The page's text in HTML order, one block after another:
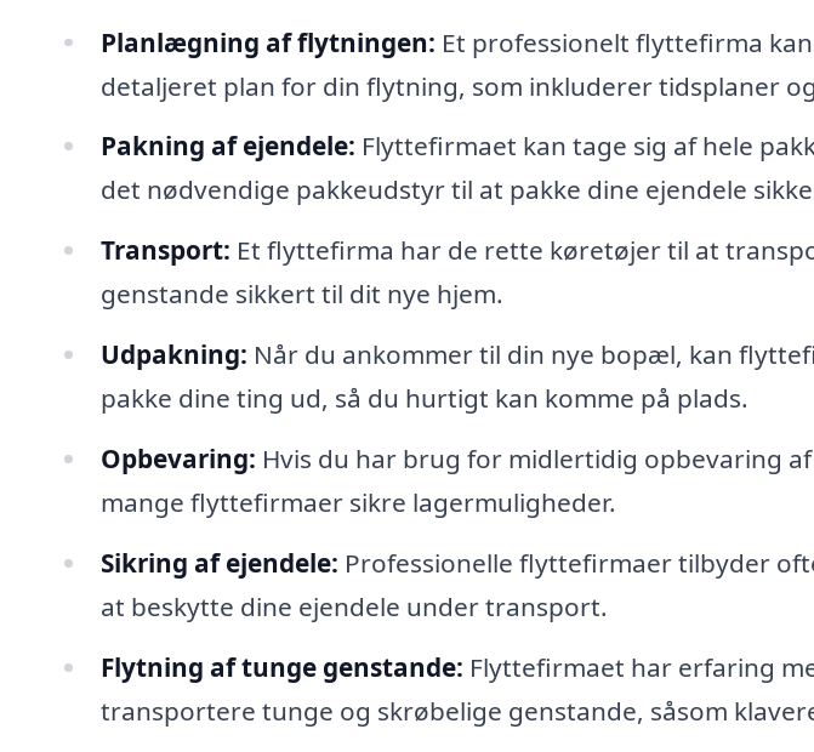
Planlægning af flytningen: Et professionelt flyttefirma
detaljeret plan for din flytning, som inkluderer tidsplaner
Pakning af ejendele: Flyttefirmaet kan tage sig af hele
det nødvendige pakkeudstyr til at pakke dine ejendele
Transport: Et flyttefirma har de rette køretøjer til at
genstande sikkert til dit nye hjem.
Udpakning: Når du ankommer til din nye bopæl, kan
pakke dine ting ud, så du hurtigt kan komme på plads.
Opbevaring: Hvis du har brug for midlertidig opbevaring
mange flyttefirmaer sikre lagermuligheder.
Sikring af ejendele: Professionelle flyttefirmaer tilbyder
at beskytte dine ejendele under transport.
Flytning af tunge genstande: Flyttefirmaet har erfaring
transportere tunge og skrøbelige genstande, såsom